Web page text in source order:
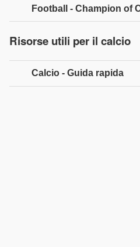
Risorse utili per il calcio
Calcio - Guida rapida